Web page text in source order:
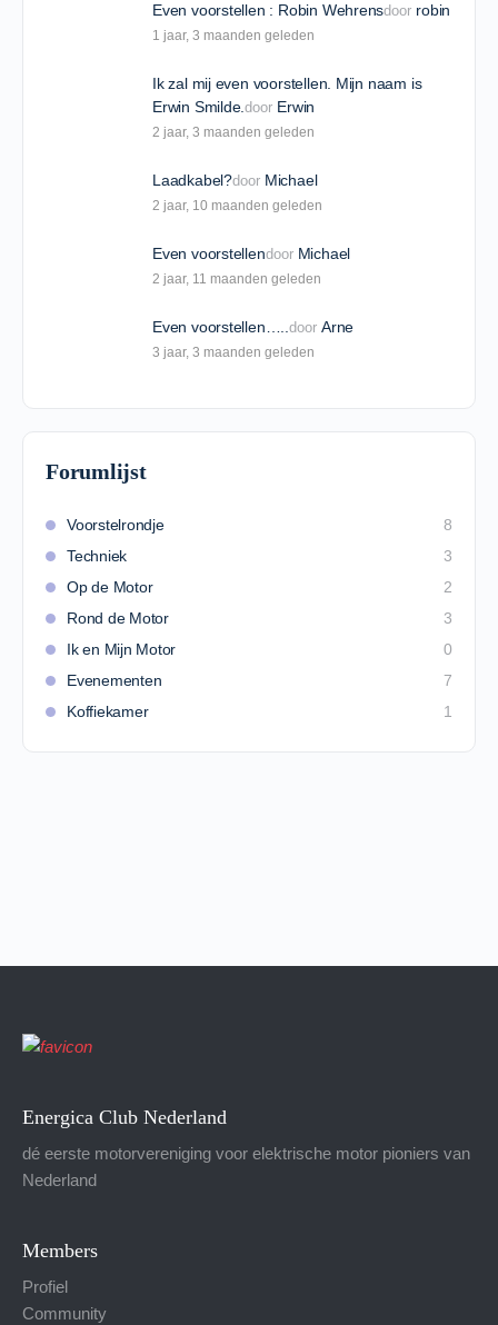
Even voorstellen : Robin Wehrensdoor robin
1 jaar​, 3 maanden geleden
Ik zal mij even voorstellen. Mijn naam is
Erwin Smilde.door Erwin
2 jaar​, 3 maanden geleden
Laadkabel?door Michael
2 jaar​, 10 maanden geleden
Even voorstellendoor Michael
2 jaar​, 11 maanden geleden
Even voorstellen…..doorArne
3 jaar​, 3 maanden geleden
Forumlijst
Voorstelrondje
8
Techniek
3
Op de Motor
2
Rond de Motor
3
Ik en Mijn Motor
0
Evenementen
7
Koffiekamer
1
Energica Club Nederland
dé eerste motorvereniging voor elektrische motor pioniers van
Nederland
Members
Profiel
Community